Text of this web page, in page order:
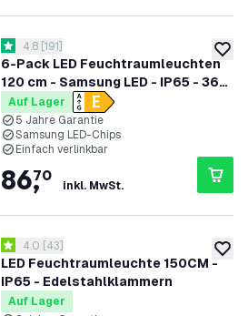
zur
6-Pack LED Feuchtraumleuchten
120 cm - Samsung LED - IP65 - 36W
- 130 lm/W - 4000K - Verlinkbar - 5
Jahre Garantie
Bewertungsbereich öffnen
4.8 Bewertungssterne
4.8 [191]
Auf Lager
5 Jahre Garantie
Samsung LED-Chips
Einfach verlinkbar
86,
70
inkl. MwSt.
zur
LED Feuchtraumleuchte 150CM -
IP65 - Edelstahlklammern
Bewertungsbereich öffnen
4 Bewertungssterne
4.0 [43]
Auf Lager